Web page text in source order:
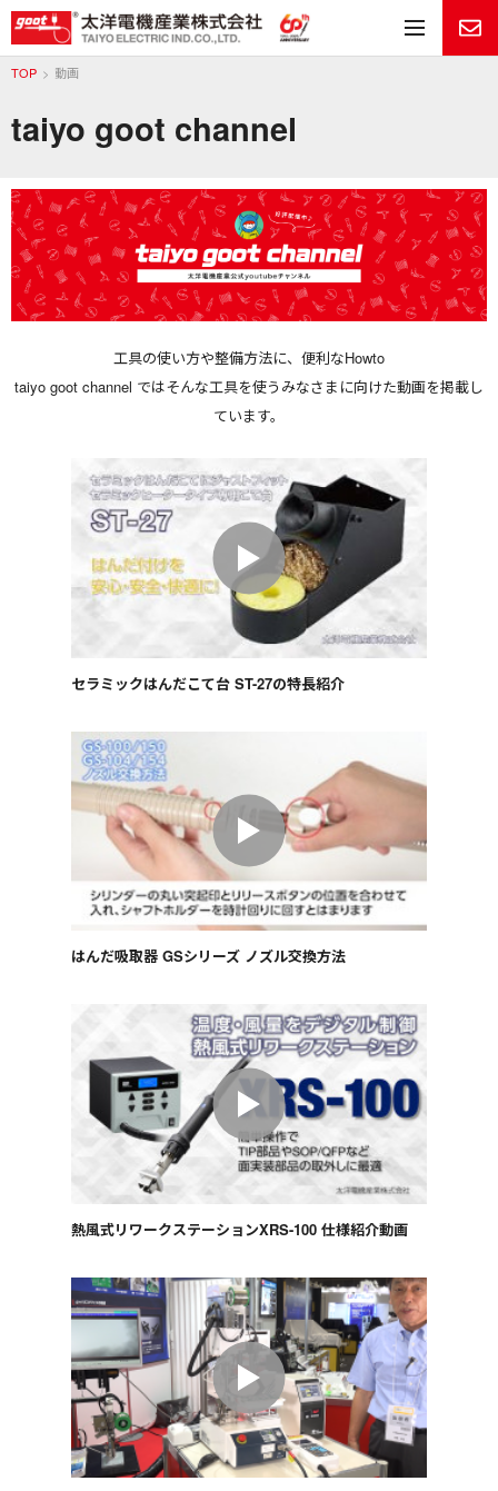
メ
taiyo goot channel
TOP 動画
工具の使い方や整備方法に、便利なHowto
taiyo goot channel ではそんな工具を使うみなさまに向けた動画を掲載し
ています。
セラミックはんだこて台 ST-27の特長紹介
はんだ吸取器 GSシリーズ ノズル交換方法
熱風式リワークステーションXRS-100 仕様紹介動画